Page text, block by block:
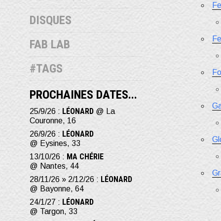
DISQUES
FAB LAB
#TAGS
PROCHAINES DATES...
25/9/26 : LÉONARD @ La
Couronne, 16
26/9/26 : LÉONARD
@ Eysines, 33
13/10/26 : MA CHÉRIE
@ Nantes, 44
28/11/26 » 2/12/26 : LÉONARD
@ Bayonne, 64
24/1/27 : LÉONARD
@ Targon, 33